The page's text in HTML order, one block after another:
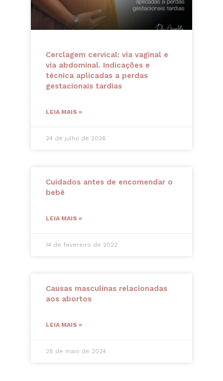
Cerclagem cervical: via vaginal e
via abdominal. Indicações e
técnica aplicadas a perdas
gestacionais tardias
LEIA MAIS »
24 de julho de 2026
Cuidados antes de encomendar o
bebê
LEIA MAIS »
14 de fevereiro de 2022
Causas masculinas relacionadas
aos abortos
LEIA MAIS »
28 de maio de 2024